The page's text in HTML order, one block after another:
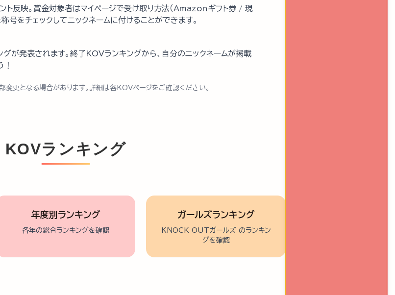
反映。賞金対象者はマイページで受け取り方法（Amazonギフト券 / 現
号をチェックしてニックネームに付けることができます。
グが発表されます。終了KOVランキングから、自分のニックネームが掲載
！
更となる場合があります。詳細は各KOVページをご確認ください。
KOVランキング
年度別ランキング
各年の総合ランキングを確認
ガールズランキング
KNOCK OUTガールズ のランキン
グを確認